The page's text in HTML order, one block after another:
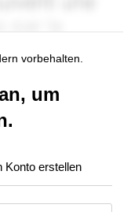
vorbehalten.
um
Konto erstellen